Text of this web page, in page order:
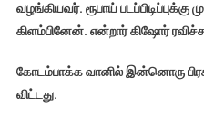
வழங்கியவர். ரூபாய்
கிளம்பினேன். என்றார் கிஷோர்
கோடம்பாக்க வானில் இன்னொரு
விட்டது.